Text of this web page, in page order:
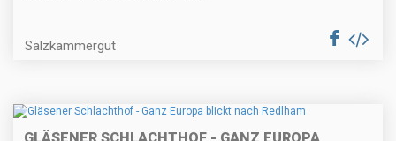
Salzkammergut